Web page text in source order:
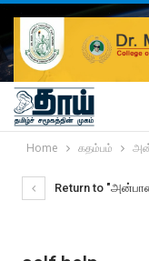
Home கதம்பம்
Return to